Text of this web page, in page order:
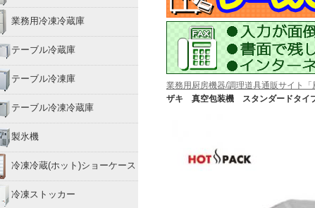
業務用冷凍冷蔵庫
テーブル冷蔵庫
テーブル冷凍庫
テーブル冷凍冷蔵庫
製氷機
冷凍冷蔵(ホット)ショーケース
冷凍ストッカー
業務用厨房機器/調理道具通販サイト「
ザキ 真空包装機 スタンダードタ